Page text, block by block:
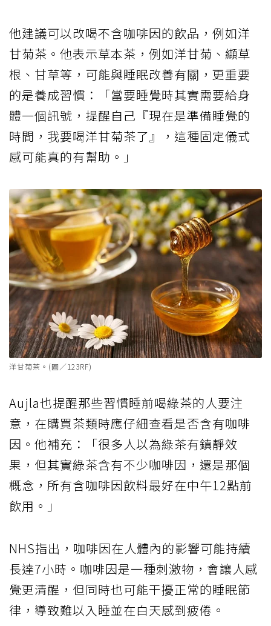
他建議可以改喝不含咖啡因的飲品，例如洋
甘菊茶。他表示草本茶，例如洋甘菊、纈草
根、甘草等，可能與睡眠改善有關，更重要
的是養成習慣：「當要睡覺時其實需要給身
體一個訊號，提醒自己『現在是準備睡覺的
時間，我要喝洋甘菊茶了』，這種固定儀式
感可能真的有幫助。」
洋甘菊茶。(圖／123RF)
Aujla也提醒那些習慣睡前喝綠茶的人要注
意，在購買茶類時應仔細查看是否含有咖啡
因。他補充：「很多人以為綠茶有鎮靜效
果，但其實綠茶含有不少咖啡因，還是那個
概念，所有含咖啡因飲料最好在中午12點前
飲用。」
NHS指出，咖啡因在人體內的影響可能持續
長達7小時。咖啡因是一種刺激物，會讓人感
覺更清醒，但同時也可能干擾正常的睡眠節
律，導致難以入睡並在白天感到疲倦。